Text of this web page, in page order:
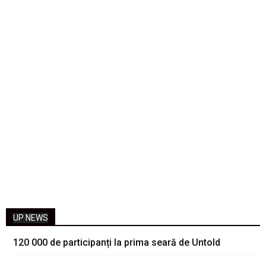
UP NEWS
120 000 de participanți la prima seară de Untold